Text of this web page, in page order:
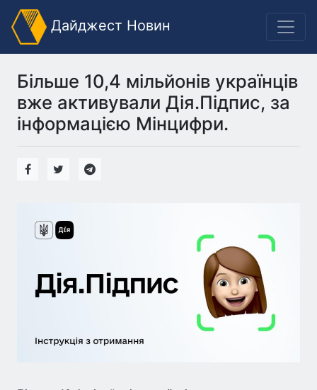
Дайджест Новин
Більше 10,4 мільйонів українців
вже активували Дія.Підпис, за
інформацією Мінцифри.